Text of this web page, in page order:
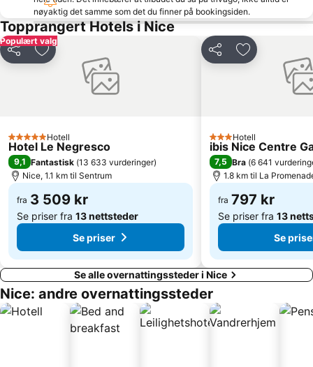
Plages de Cagnes-sur-Mer
Formel 1 Grand Prix
Antibes Activités
Le Jardin Albert 1er
Plage Castel
Monte Carlo Casino
Hercule havn
Picasso Museum
Palais des Congrès de Antibes Juan-Les-Pins
Pointe Croisette
Rochers de la Bocca
Old course Cannes-Mandelieu
nøyaktig det samme som det du finner på bookingsiden.
Topprangert Hotels i Nice
Populært valg
Del Legg til i favoritter
5 StjernerHotell
Hotel Le Negresco
9,1 Fantastisk (13 633 vurderinger)
Nice, 1.1 km til Sentrum
fra 3 509 kr
Se priser fra 13 nettsteder
Se priser
Del Legg til i
3 Stjerner
Hotell
ibis Nice Centre
7,5 Bra (6 641
1.8 km til La
fra 797 kr
Se priser fra 13
Se
Se alle overnattingssteder i Nice
Nice: andre overnattingssteder